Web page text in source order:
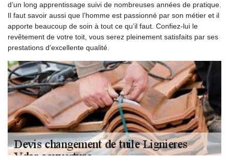
d’un long apprentissage suivi de nombreuses années de pratique.
Il faut savoir aussi que l’homme est passionné par son métier et il
apporte beaucoup de soin à tout ce qu’il faut. Confiez-lui le
revêtement de votre toit, vous serez pleinement satisfaits par ses
prestations d’excellente qualité.